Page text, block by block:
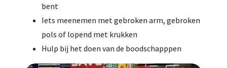
bent
Iets meenemen met gebroken arm, gebroken
pols of lopend met krukken
Hulp bij het doen van de boodschapppen